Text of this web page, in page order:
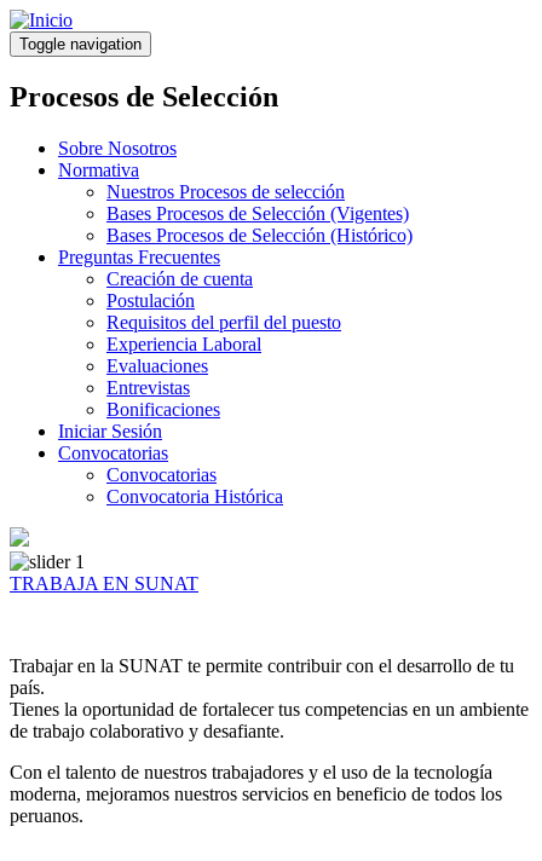
Pasar
al
contenido
principal
Toggle navigation
Procesos de Selección
Sobre Nosotros
Normativa
Nuestros Procesos de selección
Bases Procesos de Selección (Vigentes)
Bases Procesos de Selección (Histórico)
Preguntas Frecuentes
Creación de cuenta
Postulación
Requisitos del perfil del puesto
Experiencia Laboral
Evaluaciones
Entrevistas
Bonificaciones
Iniciar Sesión
Convocatorias
Convocatorias
Convocatoria Histórica
TRABAJA EN SUNAT
Trabajar en la SUNAT te permite contribuir con el desarrollo de tu
país.
Tienes la oportunidad de fortalecer tus competencias en un ambiente
de trabajo colaborativo y desafiante.
Con el talento de nuestros trabajadores y el uso de la tecnología
moderna, mejoramos nuestros servicios en beneficio de todos los
peruanos.